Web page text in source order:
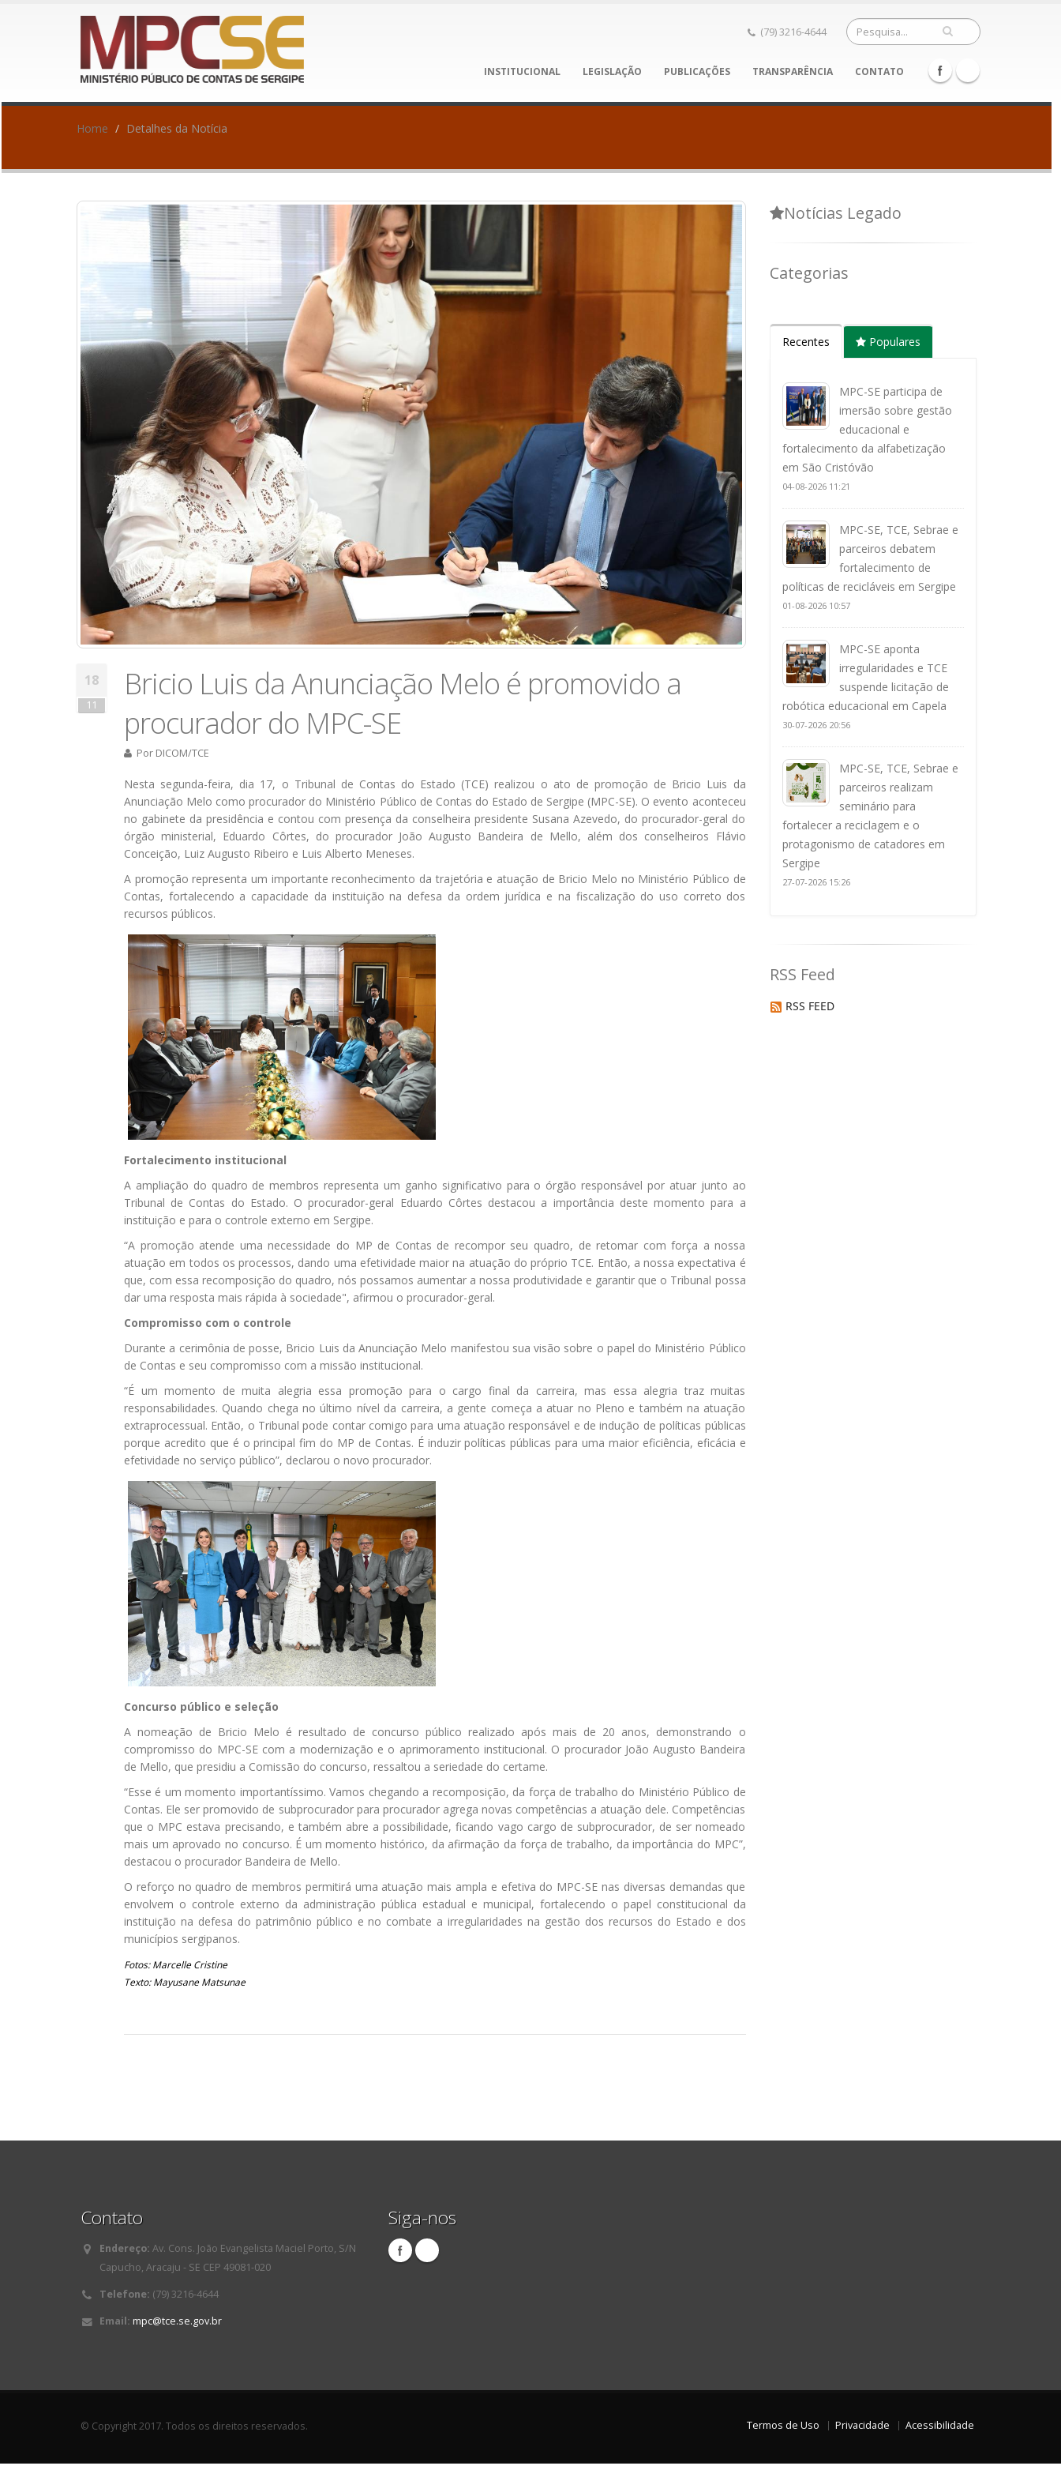
(79) 3216-4644
INSTITUCIONAL LEGISLAÇÃO PUBLICAÇÕES TRANSPARÊNCIA CONTATO
Home Detalhes da Notícia
18
11
Bricio Luis da Anunciação Melo é promovido a
procurador do MPC-SE
Por DICOM/TCE
​Nesta segunda-feira, dia 17, o Tribunal de Contas do Estado (TCE) realizou o ato de promoção de Bricio Luis da
Anunciação Melo como procurador do Ministério Público de Contas do Estado de Sergipe (MPC-SE). O evento aconteceu
no gabinete da presidência e contou com presença da conselheira presidente Susana Azevedo, do procurador-geral do
órgão ministerial, Eduardo Côrtes, do procurador João Augusto Bandeira de Mello, além dos conselheiros Flávio
Conceição, Luiz Augusto Ribeiro e Luis Alberto Meneses.
A promoção representa um importante reconhecimento da trajetória e atuação de Bricio Melo no Ministério Público de
Contas, fortalecendo a capacidade da instituição na defesa da ordem jurídica e na fiscalização do uso correto dos
recursos públicos.
Fortalecimento institucional
A ampliação do quadro de membros representa um ganho significativo para o órgão responsável por atuar junto ao
Tribunal de Contas do Estado. O procurador-geral Eduardo Côrtes destacou a importância deste momento para a
instituição e para o controle externo em Sergipe.
“A promoção atende uma necessidade do MP de Contas de recompor seu quadro, de retomar com força a nossa
atuação em todos os processos, dando uma efetividade maior na atuação do próprio TCE. Então, a nossa expectativa é
que, com essa recomposição do quadro, nós possamos aumentar a nossa produtividade e garantir que o Tribunal possa
dar uma resposta mais rápida à sociedade", afirmou o procurador-geral.
Compromisso com o controle
Durante a cerimônia de posse, Bricio Luis da Anunciação Melo manifestou sua visão sobre o papel do Ministério Público
de Contas e seu compromisso com a missão institucional.
“É um momento de muita alegria essa promoção para o cargo final da carreira, mas essa alegria traz muitas
responsabilidades. Quando chega no último nível da carreira, a gente começa a atuar no Pleno e também na atuação
extraprocessual. Então, o Tribunal pode contar comigo para uma atuação responsável e de indução de políticas públicas
porque acredito que é o principal fim do MP de Contas. É induzir políticas públicas para uma maior eficiência, eficácia e
efetividade no serviço público”, declarou o novo procurador.
Concurso público e seleção
A nomeação de Bricio Melo é resultado de concurso público realizado após mais de 20 anos, demonstrando o
compromisso do MPC-SE com a modernização e o aprimoramento institucional. O procurador João Augusto Bandeira
de Mello, que presidiu a Comissão do concurso, ressaltou a seriedade do certame.
“Esse é um momento importantíssimo. Vamos chegando a recomposição, da força de trabalho do Ministério Público de
Contas. Ele ser promovido de subprocurador para procurador agrega novas competências a atuação dele. Competências
que o MPC estava precisando, e também abre a possibilidade, ficando vago cargo de subprocurador, de ser nomeado
mais um aprovado no concurso. É um momento histórico, da afirmação da força de trabalho, da importância do MPC”,
destacou o procurador Bandeira de Mello.
O reforço no quadro de membros permitirá uma atuação mais ampla e efetiva do MPC-SE nas diversas demandas que
envolvem o controle externo da administração pública estadual e municipal, fortalecendo o papel constitucional da
instituição na defesa do patrimônio público e no combate a irregularidades na gestão dos recursos do Estado e dos
municípios sergipanos.
Fotos: Marcelle Cristine
Texto: Mayusane Matsunae
Notícias Legado
Categorias
Recentes Populares
MPC-SE participa de
imersão sobre gestão
educacional e
fortalecimento da alfabetização
em São Cristóvão
04-08-2026 11:21
MPC-SE, TCE, Sebrae e
parceiros debatem
fortalecimento de
políticas de recicláveis em Sergipe
01-08-2026 10:57
MPC-SE aponta
irregularidades e TCE
suspende licitação de
robótica educacional em Capela
30-07-2026 20:56
MPC-SE, TCE, Sebrae e
parceiros realizam
seminário para
fortalecer a reciclagem e o
protagonismo de catadores em
Sergipe
27-07-2026 15:26
RSS Feed
RSS FEED
Contato
Endereço: Av. Cons. João Evangelista Maciel Porto, S/N
Capucho, Aracaju - SE CEP 49081-020
Telefone: (79) 3216-4644
Email: mpc@tce.se.gov.br
Siga-nos
© Copyright 2017. Todos os direitos reservados. Termos de Uso Privacidade Acessibilidade